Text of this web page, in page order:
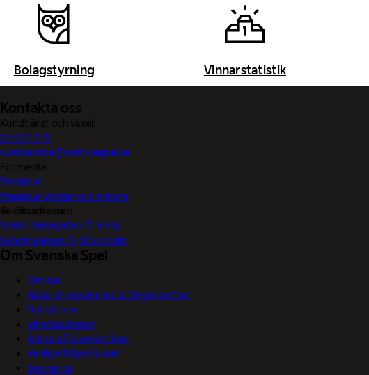
Bolagstyrning Vinnarstatistik
Kontakta oss
Kundtjänst och växel:
0770-11 11 11
kundservice@svenskaspel.se
För media:
Pressjour
Pressjour vinster och vinnare
Besöksadresser:
Norra Hansegatan 17, Visby
Katarinavägen 15, Stockholm
Om Svenska Spel
Om oss
Börja sälja spel eller bli Vegaspartner
Nyhetsrum
Våra logotyper
Jobba på Svenska Spel
Vanliga frågor & svar
Sponsring